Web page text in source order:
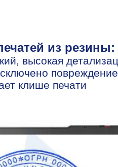
из резины:
высокая
клише печати